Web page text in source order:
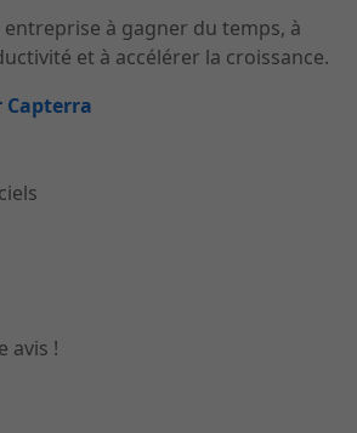
à gagner du temps, à
et à accélérer la croissance.
Capterra
avis !